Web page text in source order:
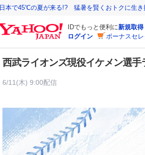
日本で45℃の夏が来る!? 猛暑を賢くおトクに生き
IDでもっと便利に新規取得
ログイン
ボーナスセ
西武ライオンズ現役イケメン選手
6/11(木) 9:00配信